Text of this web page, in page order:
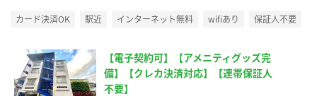
カード決済OK 駅近 インターネット無料 wifiあり 保証人不要
【電子契約可】【アメニティグッズ完
備】【クレカ決済対応】【連帯保証人
不要】